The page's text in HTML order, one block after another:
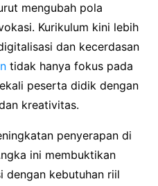
mengubah pola
Kurikulum kini lebih
dan kecerdasan
tidak hanya fokus pada
peserta didik dengan
kreativitas.
penyerapan di
ini membuktikan
dengan kebutuhan riil